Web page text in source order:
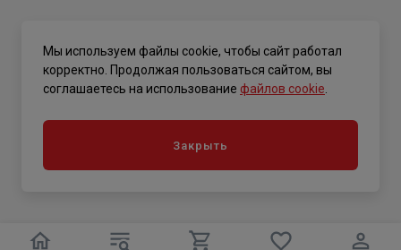
.
Мы используем файлы cookie, чтобы сайт работал
корректно. Продолжая пользоваться сайтом, вы
соглашаетесь на использование файлов cookie
Закрыть